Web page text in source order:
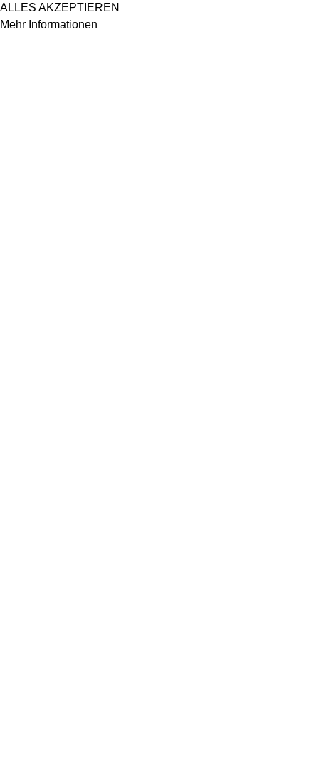
ALLES AKZEPTIEREN
Mehr Informationen